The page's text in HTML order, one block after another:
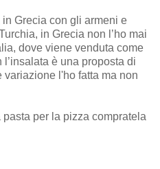
Grecia con gli armeni e
in Grecia non l’ho mai
dove viene venduta come
l’insalata è una proposta di
variazione l'ho fatta ma non
per la pizza compratela